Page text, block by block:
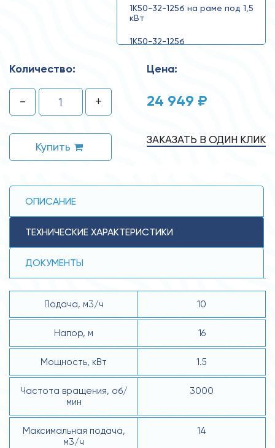
1К50-32-125б на раме под 1,5
кВт
1К50-32-125б
Количество:
- +
Купить
Цена:
24 949 ₽
ЗАКАЗАТЬ В ОДИН КЛИК
ОПИСАНИЕ
ТЕХНИЧЕСКИЕ ХАРАКТЕРИСТИКИ
ДОКУМЕНТЫ
Подача, м3/ч 10
Напор, м 16
Мощность, кВт 1.5
Частота вращения, об/
мин
3000
Максимальная подача,
м3/ч
14